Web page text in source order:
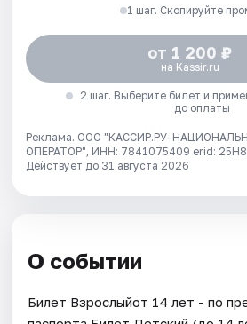
1 шаг. Скопируйте
от 1 200 ₽
на Kassir.ru
2 шаг. Выберите билет и
до оплаты
Реклама. ООО "КАССИР.РУ-
ОПЕРАТОР", ИНН: 7841075409 erid:
Действует до 31 августа 2026
О событии
Билет Взрослыйот 14 лет - по